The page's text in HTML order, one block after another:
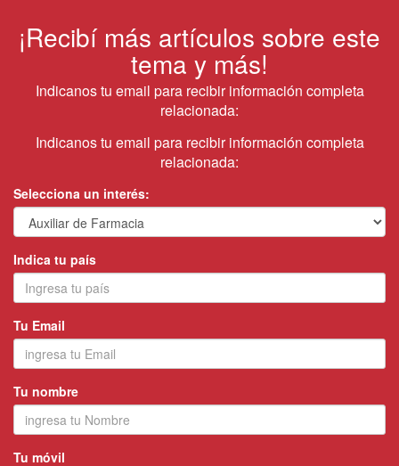
¡Recibí más artículos sobre este
tema y más!
Indicanos tu email para recibir información completa
relacionada:
Indicanos tu email para recibir información completa
relacionada:
Selecciona un interés:
Indica tu país
Tu Email
Tu nombre
Tu móvil